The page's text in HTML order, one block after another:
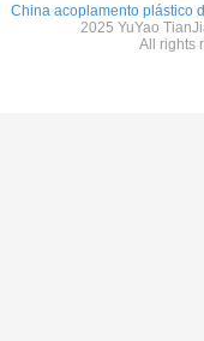
China acoplamento plástico
2025 YuYao
All rights